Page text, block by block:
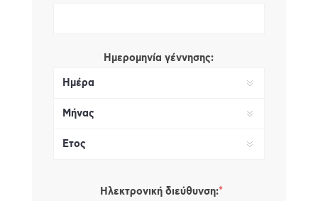
Ημερομηνία γέννησης:
Ηλεκτρονική διεύθυνση:*